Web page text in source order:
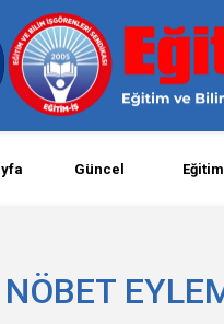
Güncel
NÖBET